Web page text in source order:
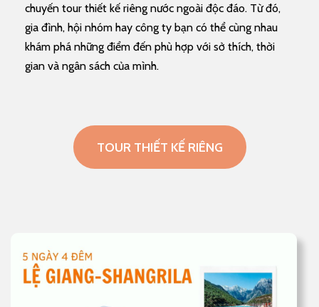
chuyến tour thiết kế riêng nước ngoài độc đáo. Từ đó,
gia đình, hội nhóm hay công ty bạn có thể cùng nhau
khám phá những điểm đến phù hợp với sở thích, thời
gian và ngân sách của mình.
TOUR THIẾT KẾ RIÊNG